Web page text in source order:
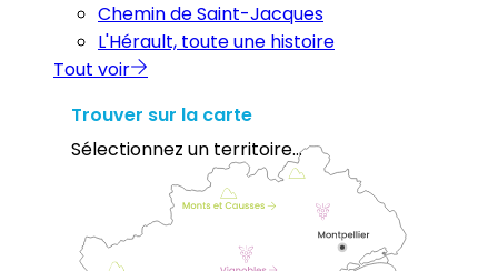
Chemin de Saint-Jacques
L'Hérault, toute une histoire
Tout voir
Trouver sur la carte
Sélectionnez un territoire...